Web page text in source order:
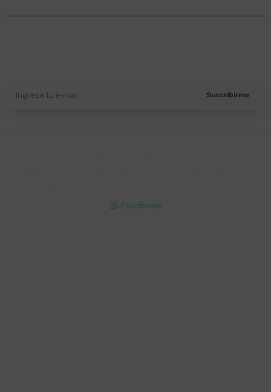
Suscribirme
 Escribinos